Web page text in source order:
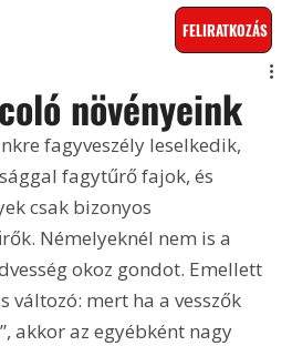
FELIRATKOZÁS
növényeink
fagyveszély leselkedik,
fagytűrő fajok, és
csak bizonyos
Némelyeknél nem is a
okoz gondot. Emellett
változó: mert ha a vesszők
akkor az egyébként nagy